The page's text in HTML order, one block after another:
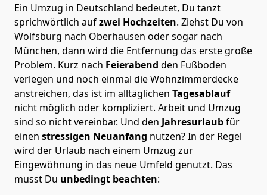
Ein Umzug in Deutschland bedeutet, Du tanzt
sprichwörtlich aufzwei Hochzeiten. Ziehst Du von
Wolfsburg nach Oberhausen oder sogar nach
München, dann wird die Entfernung das erste große
Problem. Kurz nach Feierabend den Fußboden
verlegen und noch einmal die Wohnzimmerdecke
anstreichen, das ist im alltäglichen Tagesablauf
nicht möglich oder kompliziert. Arbeit und Umzug
sind so nicht vereinbar. Und den Jahresurlaubfür
einen stressigen Neuanfang nutzen? In der Regel
wird der Urlaub nach einem Umzug zur
Eingewöhnung in das neue Umfeld genutzt. Das
musst Du unbedingt beachten: